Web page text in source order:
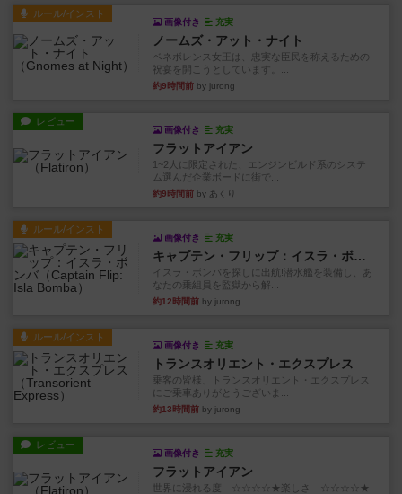
ルール/インスト
画像付き 充実
ノームズ・アット・ナイト
ベネボレンス女王は、忠実な臣民を称えるための
祝宴を開こうとしています。...
約9時間前 by jurong
レビュー
画像付き 充実
フラットアイアン
1~2人に限定された、エンジンビルド系のシステ
ム選んだ企業ボードに街で...
約9時間前 by あくり
ルール/インスト
画像付き 充実
キャプテン・フリップ：イスラ・ボンバ
イスラ・ボンバを探しに出航!潜水艦を装備し、あ
なたの乗組員を監獄から解...
約12時間前 by jurong
ルール/インスト
画像付き 充実
トランスオリエント・エクスプレス
乗客の皆様、トランスオリエント・エクスプレス
にご乗車ありがとうございま...
約13時間前 by jurong
レビュー
画像付き 充実
フラットアイアン
世界に浸れる度 ☆☆☆☆★楽しさ ☆☆☆☆★